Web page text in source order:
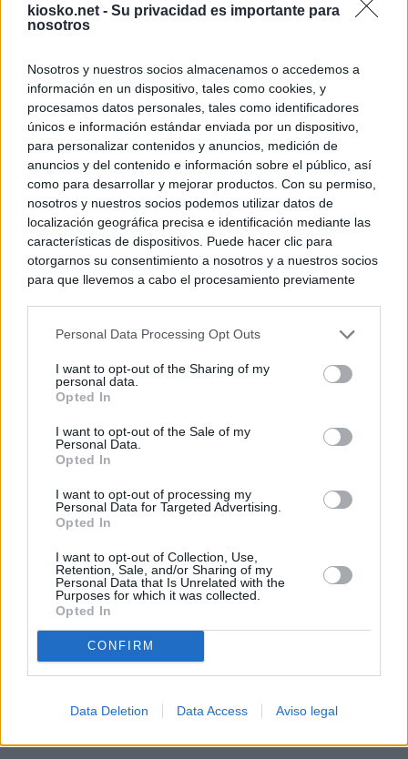
kiosko.net - Su privacidad es importante para
nosotros
Nosotros y nuestros socios almacenamos o accedemos a
información en un dispositivo, tales como cookies, y
procesamos datos personales, tales como identificadores
únicos e información estándar enviada por un dispositivo,
para personalizar contenidos y anuncios, medición de
anuncios y del contenido e información sobre el público, así
como para desarrollar y mejorar productos. Con su permiso,
nosotros y nuestros socios podemos utilizar datos de
localización geográfica precisa e identificación mediante las
características de dispositivos. Puede hacer clic para
otorgarnos su consentimiento a nosotros y a nuestros socios
para que llevemos a cabo el procesamiento previamente
negar su consentimiento. Tenga en cuenta que algún
de su consentimiento, pero usted tiene el derecho de
rechazar tal procesamiento. Sus preferencias se aplicarán
cualquier momento entrando de nuevo en este sitio web o
visitando nuestra política de privacidad.
Personal Data Processing Opt Outs
I want to opt-out of the Sharing of my
personal data.
Opted In
I want to opt-out of the Sale of my
Personal Data.
Opted In
I want to opt-out of processing my
Personal Data for Targeted Advertising.
Opted In
I want to opt-out of Collection, Use,
Retention, Sale, and/or Sharing of my
Personal Data that Is Unrelated with the
Purposes for which it was collected.
Opted In
CONFIRM
Data Deletion Data Access Aviso legal